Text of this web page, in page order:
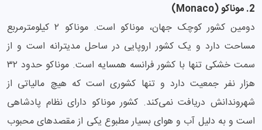
2. موناکو (Monaco)
دومین کشور کوچک جهان، موناکو است. موناکو ۲ کیلومترمربع
مساحت دارد و یک کشور اروپایی در ساحل مدیترانه است و از
سمت خشکی تنها با کشور فرانسه همسایه است. موناکو حدود ۳۲
هزار نفر جمعیت دارد و تنها کشوری است که هیچ مالیاتی از
شهروندانش دریافت نمی‌کند. کشور موناکو دارای نظام پادشاهی
است و به دلیل آب و هوای بسیار مطبوع یکی از مقصدهای محبوب